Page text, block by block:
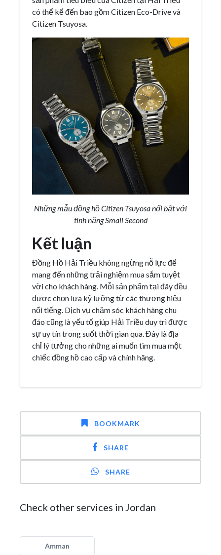
có thể kể đến bao gồm Citizen Eco-Drive và
Citizen Tsuyosa.
Những mẫu đồng hồ Citizen Tsuyosa nổi bật với
tính năng Small Second
Kết luận
Đồng Hồ Hải Triều không ngừng nỗ lực để
mang đến những trải nghiệm mua sắm tuyệt
vời cho khách hàng. Mỗi sản phẩm tại đây đều
được chọn lựa kỹ lưỡng từ các thương hiệu
nổi tiếng. Dịch vụ chăm sóc khách hàng chu
đáo cũng là yếu tố giúp Hải Triều duy trì được
sự uy tín trong suốt thời gian qua. Đây là địa
chỉ lý tưởng cho những ai muốn tìm mua một
chiếc đồng hồ cao cấp và chính hãng.
BOOKMARK
SHARE
SHARE
Check other services in Jordan
Amman